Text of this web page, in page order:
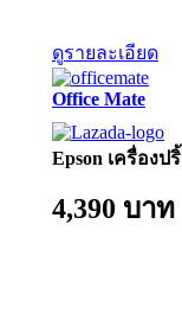
ดูรายละเอียด
Office Mate
Epson เครื่องป
4,390 บาท